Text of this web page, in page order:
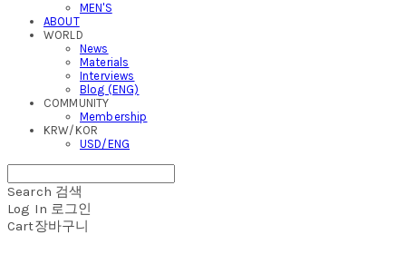
MEN'S
ABOUT
WORLD
News
Materials
Interviews
Blog (ENG)
COMMUNITY
Membership
KRW/KOR
USD/ENG
Search 검색
Log In 로그인
Cart장바구니